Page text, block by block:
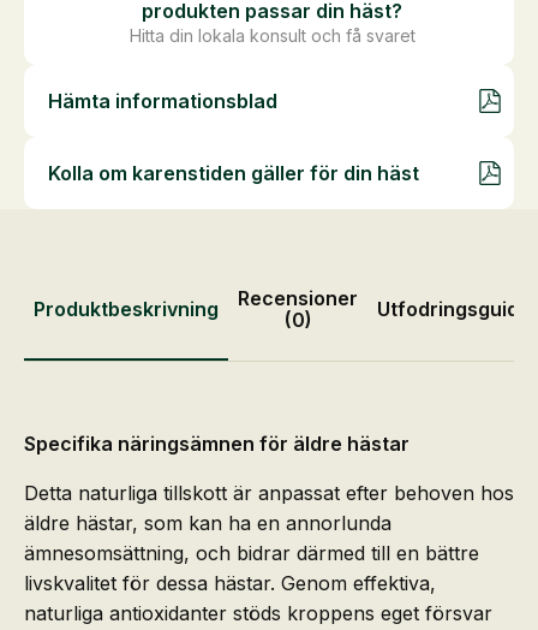
produkten passar din häst?
Hitta din lokala konsult och få svaret
Hämta informationsblad
Kolla om karenstiden gäller för din häst
Produktbeskrivning
Recensioner
(0)
Utfodringsguide
Specifika näringsämnen för äldre hästar
Detta naturliga tillskott är anpassat efter behoven hos
äldre hästar, som kan ha en annorlunda
ämnesomsättning, och bidrar därmed till en bättre
livskvalitet för dessa hästar. Genom effektiva,
naturliga antioxidanter stöds kroppens eget försvar